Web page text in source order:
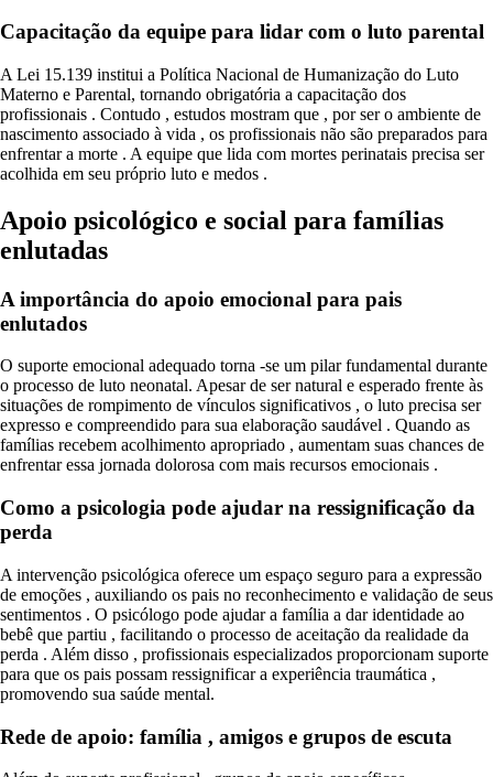
Capacitação da equipe para lidar com o luto parental
A Lei 15.139 institui a Política Nacional de Humanização do Luto
Materno e Parental, tornando obrigatória a capacitação dos
profissionais . Contudo , estudos mostram que , por ser o ambiente de
nascimento associado à vida , os profissionais não são preparados para
enfrentar a morte . A equipe que lida com mortes perinatais precisa ser
acolhida em seu próprio luto e medos .
Apoio psicológico e social para famílias
enlutadas
A importância do apoio emocional para pais
enlutados
O suporte emocional adequado torna -se um pilar fundamental durante
o processo de luto neonatal. Apesar de ser natural e esperado frente às
situações de rompimento de vínculos significativos , o luto precisa ser
expresso e compreendido para sua elaboração saudável . Quando as
famílias recebem acolhimento apropriado , aumentam suas chances de
enfrentar essa jornada dolorosa com mais recursos emocionais .
Como a psicologia pode ajudar na ressignificação da
perda
A intervenção psicológica oferece um espaço seguro para a expressão
de emoções , auxiliando os pais no reconhecimento e validação de seus
sentimentos . O psicólogo pode ajudar a família a dar identidade ao
bebê que partiu , facilitando o processo de aceitação da realidade da
perda . Além disso , profissionais especializados proporcionam suporte
para que os pais possam ressignificar a experiência traumática ,
promovendo sua saúde mental.
Rede de apoio: família , amigos e grupos de escuta